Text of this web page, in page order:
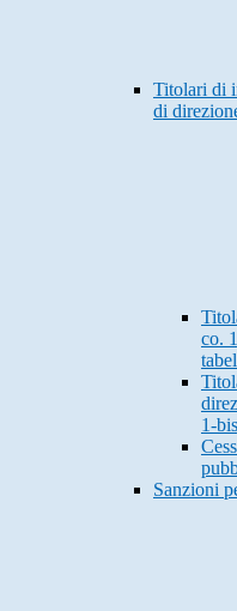
Titolari di
di
co.
1-
Sanzioni